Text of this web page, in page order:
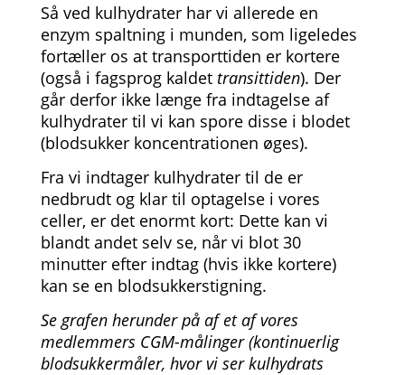
Så ved kulhydrater har vi allerede en
enzym spaltning i munden, som ligeledes
fortæller os at transporttiden er kortere
(også i fagsprog kaldet transittiden). Der
går derfor ikke længe fra indtagelse af
kulhydrater til vi kan spore disse i blodet
(blodsukker koncentrationen øges).
Fra vi indtager kulhydrater til de er
nedbrudt og klar til optagelse i vores
celler, er det enormt kort: Dette kan vi
blandt andet selv se, når vi blot 30
minutter efter indtag (hvis ikke kortere)
kan se en blodsukkerstigning.
Se grafen herunder på af et af vores
medlemmers CGM-målinger (kontinuerlig
blodsukkermåler, hvor vi ser kulhydrats